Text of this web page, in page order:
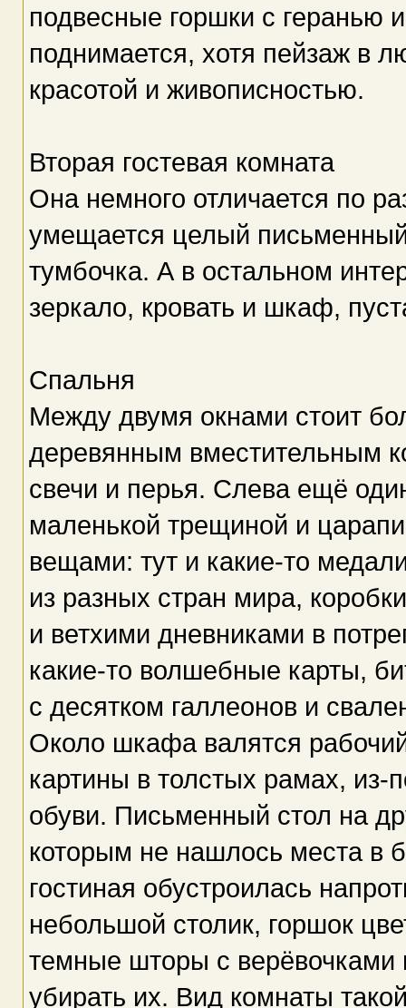
подвесные горшки с
поднимается, хотя пейзаж в
красотой и живописностью.
Вторая гостевая комната
Она немного отличается по
умещается целый
тумбочка. А в остальном
зеркало, кровать и шкаф,
Спальня
Между двумя окнами стоит
деревянным вместительным
свечи и перья. Слева ещё
маленькой трещиной и
вещами: тут и какие-то
из разных стран мира,
и ветхими дневниками в
какие-то волшебные карты,
с десятком галлеонов и
Около шкафа валятся
картины в толстых рамах,
обуви. Письменный стол на
которым не нашлось места в
гостиная обустроилась
небольшой столик, горшок
темные шторы с
убирать их. Вид комнаты